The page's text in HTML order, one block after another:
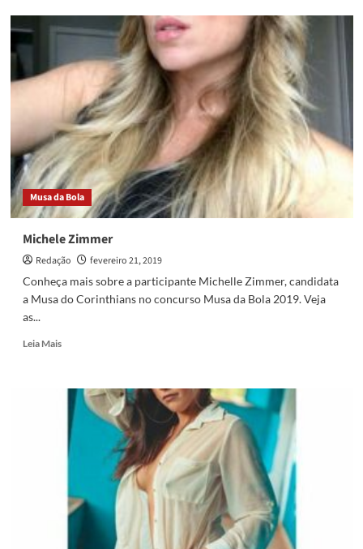
Jady
Caran
Musa da Bola
Michele Zimmer
Redação
fevereiro 21, 2019
Conheça mais sobre a participante Michelle Zimmer, candidata
a Musa do Corinthians no concurso Musa da Bola 2019. Veja
as...
Leia MaisRead
Michele
Zimmer